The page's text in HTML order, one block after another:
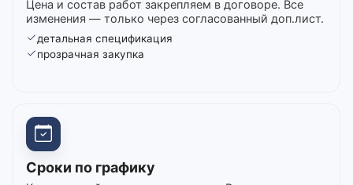
Цена и состав работ закрепляем в договоре. Все
изменения — только через согласованный доп.лист.
детальная спецификация
прозрачная закупка
Сроки по графику